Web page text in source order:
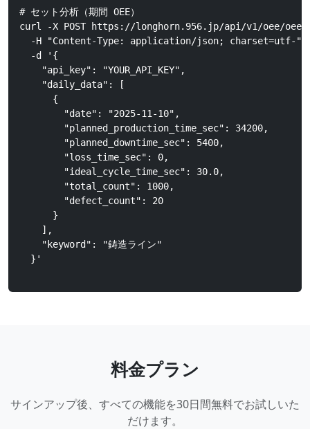
# セット分析（期間 OEE）
curl -X POST https://longhorn.956.jp/api/v1/oee/
-H "Content-Type: application/json; charset=utf-"
  -d '{
    "api_key": "YOUR_API_KEY",
    "daily_data": [
      {
        "date": "2025-11-10",
        "planned_production_time_sec": 34200,
        "planned_downtime_sec": 5400,
        "loss_time_sec": 0,
        "ideal_cycle_time_sec": 30.0,
        "total_count": 1000,
        "defect_count": 20
      }
    ],
    "keyword": "鋳造ライン"
  }'
料金プラン
サインアップ後、すべての機能を30日間無料でお試しいた
だけます。